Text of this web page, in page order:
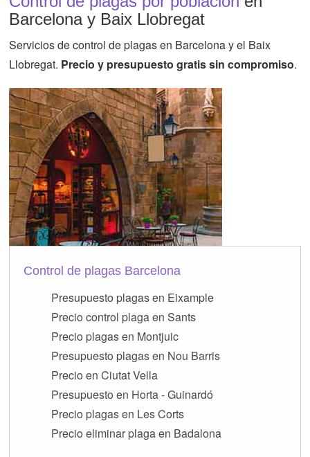
Barcelona y Baix Llobregat
Servicios de control de plagas en Barcelona y el Baix
Llobregat. Precio y presupuesto gratis sin compromiso.
Control de plagas Barcelona
Presupuesto plagas en Eixample
Precio control plaga en Sants
Precio plagas en Montjuic
Presupuesto plagas en Nou Barris
Precio en Ciutat Vella
Presupuesto en Horta - Guinardó
Precio plagas en Les Corts
Precio eliminar plaga en Badalona